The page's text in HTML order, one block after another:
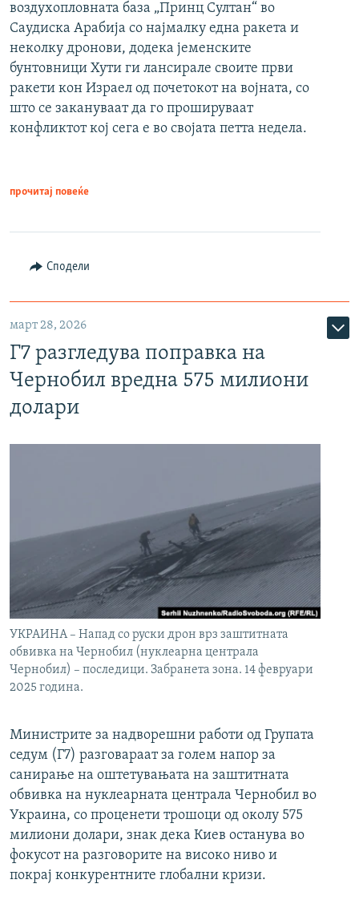
воздухопловната база „Принц Султан“ во
Саудиска Арабија со најмалку една ракета и
неколку дронови, додека јеменските
бунтовници Хути ги лансирале своите први
ракети кон Израел од почетокот на војната, со
што се закануваат да го прошируваат
конфликтот кој сега е во својата петта недела.
прочитај повеќе
Сподели
март 28, 2026
Г7 разгледува поправка на
Чернобил вредна 575 милиони
долари
УКРАИНА – Напад со руски дрон врз заштитната
обвивка на Чернобил (нуклеарна централа
Чернобил) – последици. Забранета зона. 14 февруари
2025 година.
Министрите за надворешни работи од Групата
седум (Г7) разговараат за голем напор за
санирање на оштетувањата на заштитната
обвивка на нуклеарната централа Чернобил во
Украина, со проценети трошоци од околу 575
милиони долари, знак дека Киев останува во
фокусот на разговорите на високо ниво и
покрај конкурентните глобални кризи.